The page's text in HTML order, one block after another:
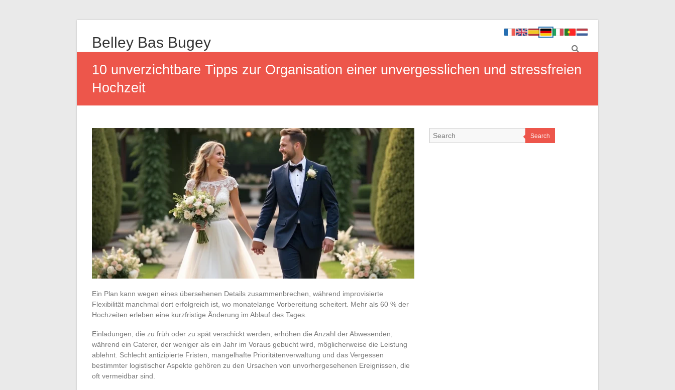
Belley Bas Bugey
10 unverzichtbare Tipps zur Organisation einer unvergesslichen und stressfreien
Hochzeit
Ein Plan kann wegen eines übersehenen Details zusammenbrechen, während improvisierte
Flexibilität manchmal dort erfolgreich ist, wo monatelange Vorbereitung scheitert. Mehr als 60 % der
Hochzeiten erleben eine kurzfristige Änderung im Ablauf des Tages.
Einladungen, die zu früh oder zu spät verschickt werden, erhöhen die Anzahl der Abwesenden,
während ein Caterer, der weniger als ein Jahr im Voraus gebucht wird, möglicherweise die Leistung
ablehnt. Schlecht antizipierte Fristen, mangelhafte Prioritätenverwaltung und das Vergessen
bestimmter logistischer Aspekte gehören zu den Ursachen von unvorhergesehenen Ereignissen, die
oft vermeidbar sind.
Search